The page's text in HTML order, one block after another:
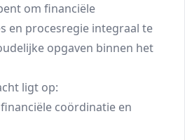
om financiële
en procesregie integraal te
opgaven binnen het
ligt op:
coördinatie en